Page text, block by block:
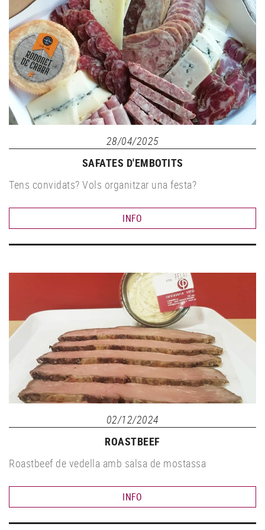
28/04/2025
SAFATES D'EMBOTITS
Tens convidats? Vols organitzar una festa?
INFO
02/12/2024
ROASTBEEF
Roastbeef de vedella amb salsa de mostassa
INFO